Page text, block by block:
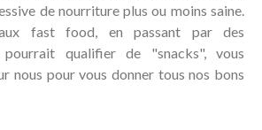
de nourriture plus ou moins saine.
fast food, en passant par des
pourrait qualifier de "snacks", vous
nous pour vous donner tous nos bons